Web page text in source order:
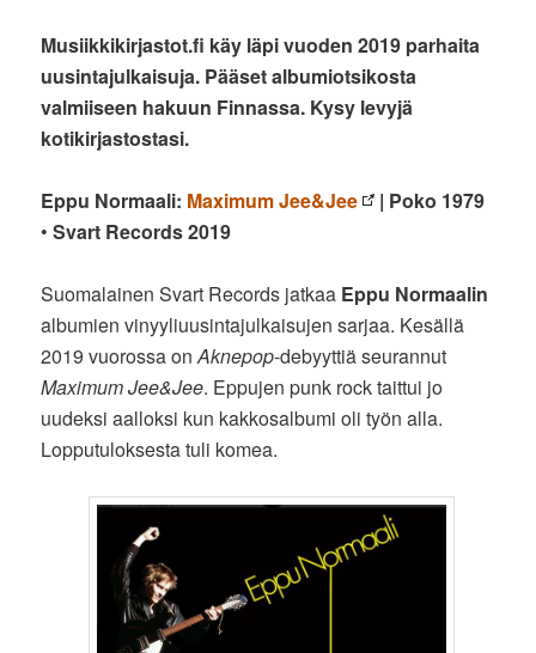
Musiikkikirjastot.fi käy läpi vuoden 2019 parhaita
uusintajulkaisuja. Pääset albumiotsikosta
valmiiseen hakuun Finnassa. Kysy levyjä
kotikirjastostasi.
Eppu Normaali: Maximum Jee&Jee
| Poko 1979
•Svart Records 2019
Suomalainen Svart Records jatkaa Eppu Normaalin
albumien vinyyliuusintajulkaisujen sarjaa. Kesällä
2019 vuorossa onAknepop-debyyttiä seurannut
Maximum Jee&Jee. Eppujen punk rock taittui jo
uudeksi aalloksi kun kakkosalbumi oli työn alla.
Lopputuloksesta tuli komea.